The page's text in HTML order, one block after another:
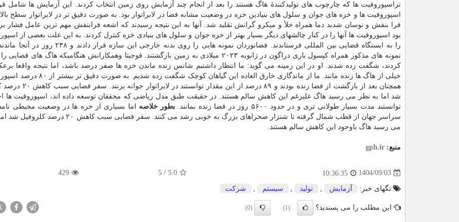
تراسپوروفیت ها که چارچوب های تولیدکنندهٔ هاگ هستند را بعد از انجام چند آزمایش روی زمین انتخاب کردند. این آزمایش ها شامل
اسپوروفیت ها و خزه های جوان و سلول های بنیادین خزه در وضعیت مشابه فضا در لابراتوار بود. به صورت دقیق تر در لابراتوار سطح
فرا بنفش و نوسان شدید دما همراه خلأ و میکرو گرانش تقلید شد. آنها به این نتیجه رسیدند که اشعه فرابنفش مهم ترین عامل فشار
بود اسپوروفیت ها آنها را در کنار چالشهای دیگر بسیار بهتر از خزه جوان و سلول های بنیادی خزه کنترل کردند. به این علت بعضی از
را به ایستگاه فضایی بین المللی فرستاندند. فضانوردان نمونه هایی را روی بدنه خارجی این
نمونه های مذکور همراه کپسول باری دراگون در ژانویه ۲۰۲۳ میلادی به زمین بازگشتند. فوجیتا وهمکارانش هنگامیکه هاگ های
کردند، شگفت زده شدند. او در این زمینه می گوید: ما انتظار داشتیم شانس زنده ماندن خزه ها صفر درصد باشد، اما نتیجه واقعا
خیلی از هاگ ها زنده مانند. ما از ماندگاری خارق العاده این گیاهان کوچک شگفت
همچنان بعد از بازگشت از فضا زنده بودند و ۸۹ درصد از این
شد اما به نظر می رسید هاگ علیرغم این کاهش سالم هستند. در حقیقت طبق مدل ریاضی که محققان توسعه داده اند، اسپوروفیت ها
توانستند مدت بسیار طولانی تری و در حدود ۵۶۰۰ روز در فضا زنده بمانند.
بطور خلاصه اما بسیاری از خزه ها در وضعیت محیطی
سراسر جهان از قطب شمال گرفته تا شنزار صحراهای بزرگ به خوبی رشد می کنند. سفر فضایی سبب
می رسید هاگ باوجود این کاهش سالم هستند.
منبع: gph.ir
1404/09/03
10:36:35
5.0
/
5
429
تگهای خبر: آزمایش تولید سیستم شركت
این مطلب را می پسندید؟ (1)
(0)